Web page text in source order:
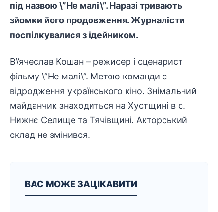
під назвою \”Не малі\”. Наразі тривають
зйомки його продовження. Журналісти
поспілкувалися з ідейником.
В\’ячеслав Кошан – режисер і сценарист
фільму \”Не малі\”. Метою команди є
відродження українського кіно. Знімальний
майданчик знаходиться на Хустщині в с.
Нижнє Селище та Тячівщині. Акторський
склад не змінився.
ВАС МОЖЕ ЗАЦІКАВИТИ